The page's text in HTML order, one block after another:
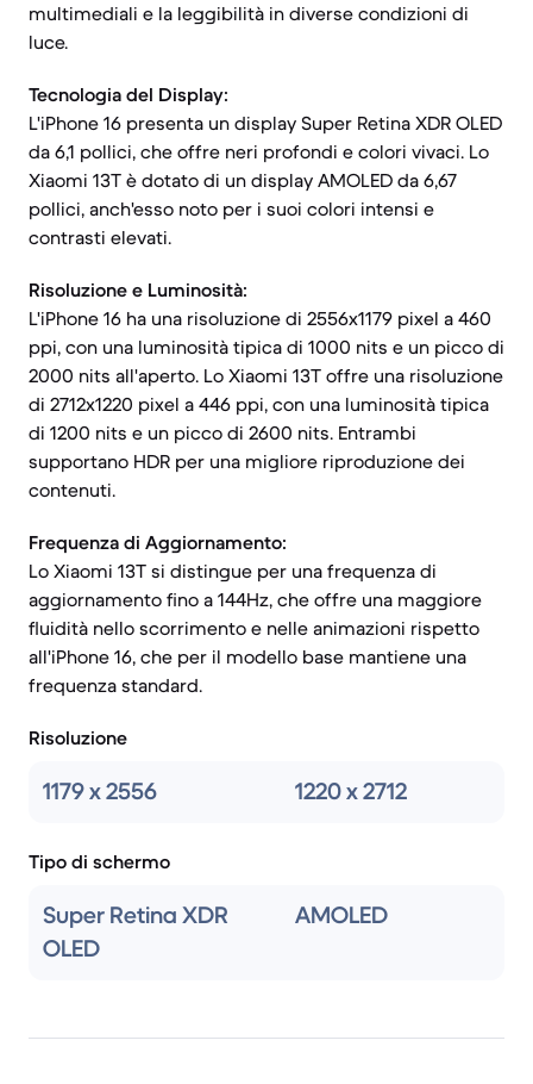
multimediali e la leggibilità in diverse condizioni di
luce.
Tecnologia del Display:
L'iPhone 16 presenta un display Super Retina XDR OLED
da 6,1 pollici, che offre neri profondi e colori vivaci. Lo
Xiaomi 13T è dotato di un display AMOLED da 6,67
pollici, anch'esso noto per i suoi colori intensi e
contrasti elevati.
Risoluzione e Luminosità:
L'iPhone 16 ha una risoluzione di 2556x1179 pixel a 460
ppi, con una luminosità tipica di 1000 nits e un picco di
2000 nits all'aperto. Lo Xiaomi 13T offre una risoluzione
di 2712x1220 pixel a 446 ppi, con una luminosità tipica
di 1200 nits e un picco di 2600 nits. Entrambi
supportano HDR per una migliore riproduzione dei
contenuti.
Frequenza di Aggiornamento:
Lo Xiaomi 13T si distingue per una frequenza di
aggiornamento fino a 144Hz, che offre una maggiore
fluidità nello scorrimento e nelle animazioni rispetto
all'iPhone 16, che per il modello base mantiene una
frequenza standard.
Risoluzione
1179 x 2556 1220 x 2712
Tipo di schermo
Super Retina XDR
OLED
AMOLED